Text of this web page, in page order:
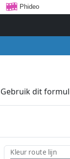
Phideo
dit
Kleur route lijn